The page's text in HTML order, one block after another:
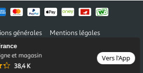
et magasin
38,4 K
Vers l'App
générales
Mentions légales
et promotions
Informations légales marketplace